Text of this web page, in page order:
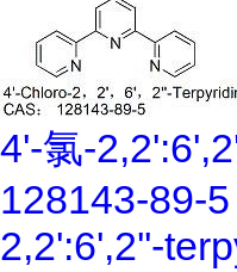
4'-氯-
128143-89-
2,2':6',2''-